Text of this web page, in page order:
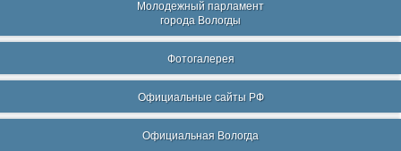
Молодежный парламент
города Вологды
Фотогалерея
Официальные сайты РФ
Официальная Вологда